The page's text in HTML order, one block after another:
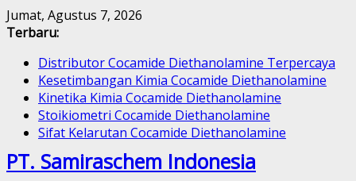
Skip
to
Jumat, Agustus 7, 2026
Terbaru:
Distributor Cocamide Diethanolamine Terpercaya
Kesetimbangan Kimia Cocamide Diethanolamine
Kinetika Kimia Cocamide Diethanolamine
Stoikiometri Cocamide Diethanolamine
Sifat Kelarutan Cocamide Diethanolamine
PT. Samiraschem Indonesia